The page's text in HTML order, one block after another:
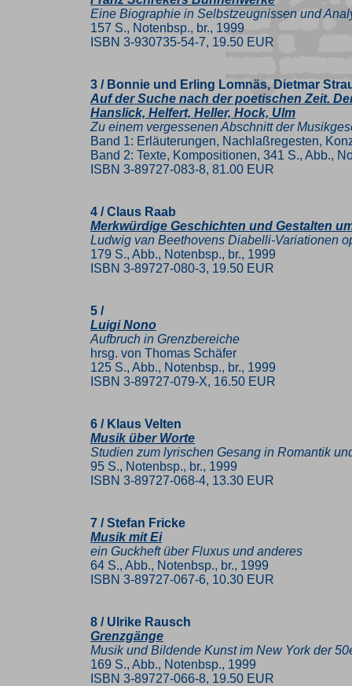
Eine Biographie in Selbstzeugnissen und
157 S., Notenbsp., br., 1999
ISBN 3-930735-54-7, 19.50 EUR
3 / Bonnie und Erling Lomnäs, Dietmar
Auf der Suche nach der poetischen Zeit.
Hanslick, Helfert, Heller, Hock, Ulm
Zu einem vergessenen Abschnitt der
Band 1: Erläuterungen, Nachlaßregesten,
Band 2: Texte, Kompositionen, 341 S., Abb.,
ISBN 3-89727-083-8, 81.00 EUR
4 / Claus Raab
Merkwürdige Geschichten und Gestalten
Ludwig van Beethovens Diabelli-Variationen
179 S., Abb., Notenbsp., br., 1999
ISBN 3-89727-080-3, 19.50 EUR
5 /
Luigi Nono
Aufbruch in Grenzbereiche
hrsg. von Thomas Schäfer
125 S., Abb., Notenbsp., br., 1999
ISBN 3-89727-079-X, 16.50 EUR
6 / Klaus Velten
Musik über Worte
Studien zum lyrischen Gesang in Romantik
95 S., Notenbsp., br., 1999
ISBN 3-89727-068-4, 13.30 EUR
7 / Stefan Fricke
Musik mit Ei
ein Guckheft über Fluxus und anderes
64 S., Abb., Notenbsp., br., 1999
ISBN 3-89727-067-6, 10.30 EUR
8 / Ulrike Rausch
Grenzgänge
Musik und Bildende Kunst im New York der
169 S., Abb., Notenbsp., 1999
ISBN 3-89727-066-8, 19.50 EUR